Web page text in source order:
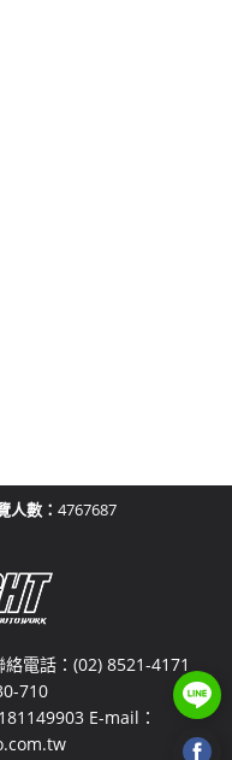
人數： 4767687
電話：(02) 8521-4171
710
E-mail：